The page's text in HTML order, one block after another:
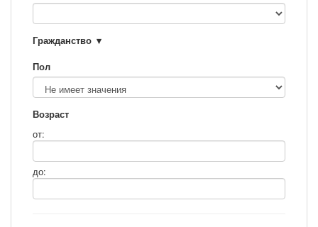
Гражданство
Пол
Возраст
от:
до: